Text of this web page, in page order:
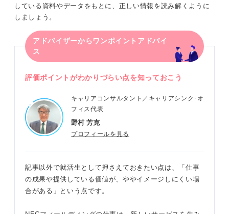
している資料やデータをもとに、正しい情報を読み解くように
しましょう。
アドバイザーからワンポイントアドバイ
ス
評価ポイントがわかりづらい点を知っておこう
キャリアコンサルタント／キャリアシンク･オ
フィス代表
野村 芳克
プロフィールを見る
記事以外で就活生として押さえておきたい点は、「仕事
の成果や提供している価値が、ややイメージしにくい場
合がある」という点です。